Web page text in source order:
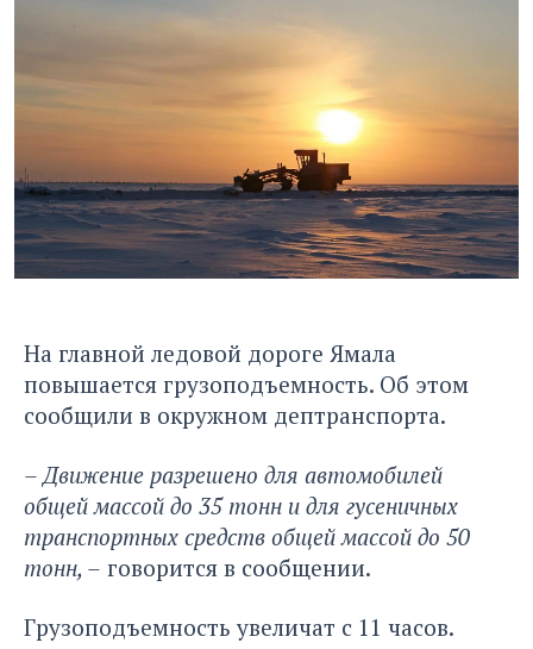
На главной ледовой дороге Ямала
повышается грузоподъемность. Об этом
сообщили в окружном дептранспорта.
– Движение разрешено для автомобилей
общей массой до 35 тонн и для гусеничных
транспортных средств общей массой до 50
тонн, – говорится в сообщении.
Грузоподъемность увеличат с 11 часов.